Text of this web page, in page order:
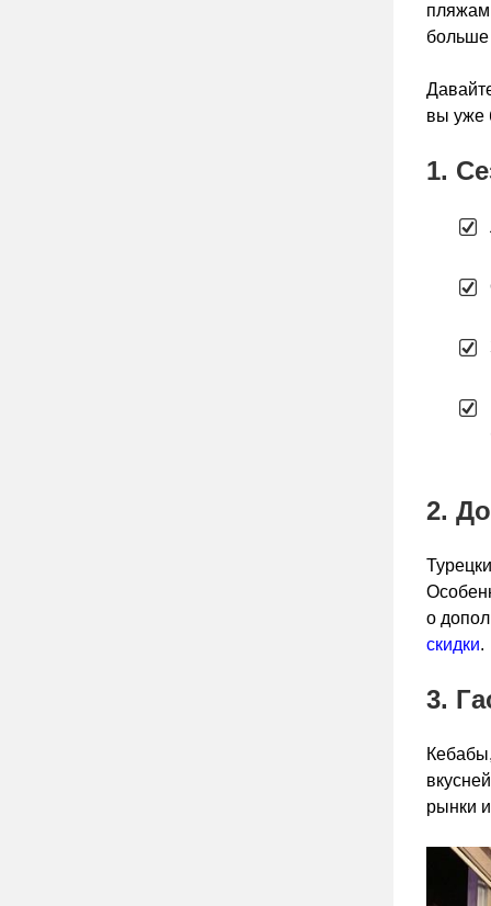
больше
вы уже
1.
2.
о
скидки.
3.
рынки